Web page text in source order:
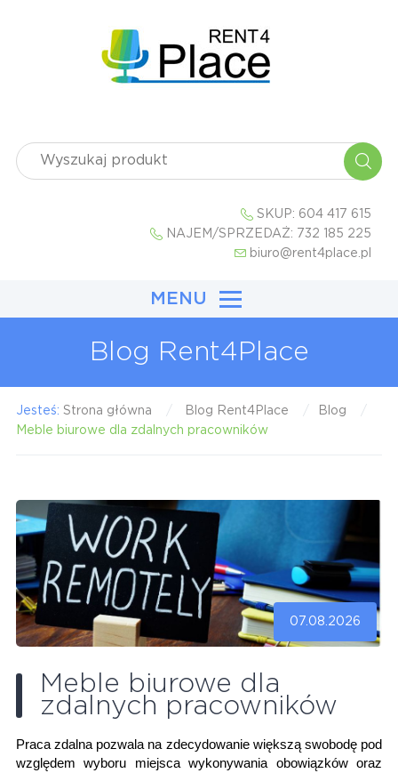
SKUP: 604 417 615
NAJEM/SPRZEDAŻ: 732 185 225
biuro@rent4place.pl
MENU
Blog Rent4Place
Jesteś: Strona główna Blog Rent4Place
Blog
Meble biurowe dla zdalnych pracowników
07.08.2026
Meble biurowe dla
zdalnych pracowników
Praca zdalna pozwala na zdecydowanie większą swobodę pod
względem wyboru miejsca wykonywania obowiązków oraz